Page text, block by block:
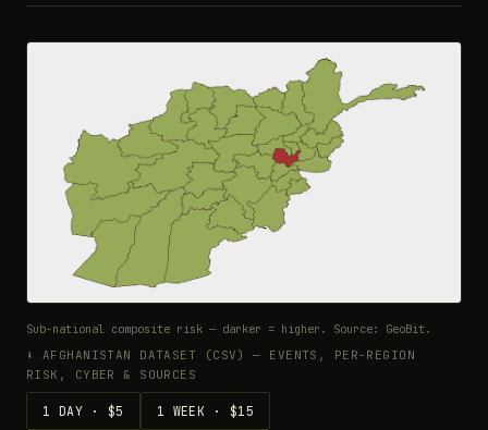
Sub-national composite risk — darker = higher. Source: GeoBit.
⬇ AFGHANISTAN DATASET (CSV) — EVENTS, PER-REGION
RISK, CYBER & SOURCES
1 DAY · $5 1 WEEK · $15